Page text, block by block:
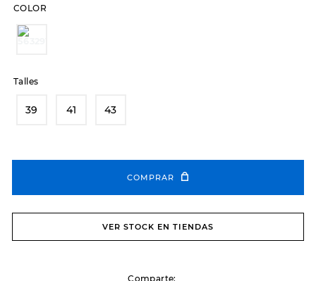
COLOR
Talles
39 41 43
COMPRAR
VER STOCK EN TIENDAS
Comparte